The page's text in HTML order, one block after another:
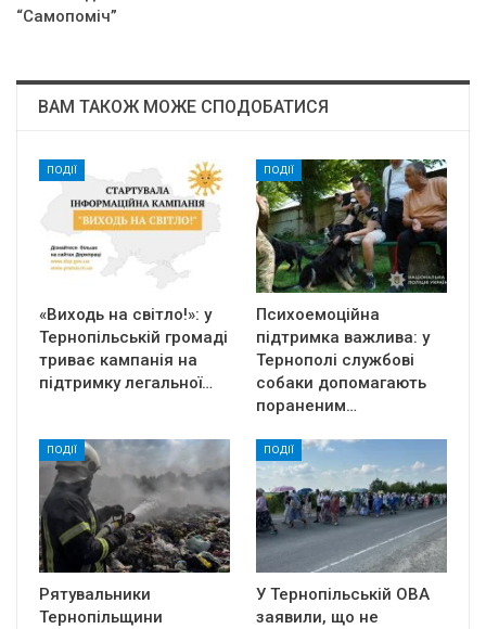
“Самопоміч”
ВАМ ТАКОЖ МОЖЕ СПОДОБАТИСЯ
ПОДІЇ
«Виходь на світло!»: у
Тернопільській громаді
триває кампанія на
підтримку легальної…
ПОДІЇ
Психоемоційна
підтримка важлива: у
Тернополі службові
собаки допомагають
пораненим…
ПОДІЇ
Рятувальники
Тернопільщини
ПОДІЇ
У Тернопільській ОВА
заявили, що не